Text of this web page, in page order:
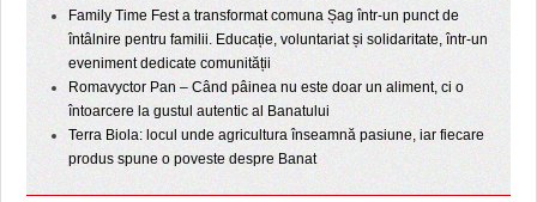
Family Time Fest a transformat comuna Șag într-un punct de
întâlnire pentru familii. Educație, voluntariat și solidaritate, într-un
eveniment dedicate comunității
Romavyctor Pan – Când pâinea nu este doar un aliment, ci o
întoarcere la gustul autentic al Banatului
Terra Biola: locul unde agricultura înseamnă pasiune, iar fiecare
produs spune o poveste despre Banat